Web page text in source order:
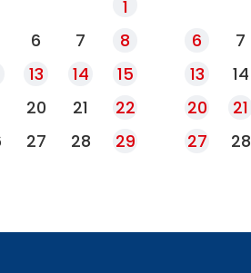
1
6 7
8
13 14
15
20 21
22
27 28
29
6
7
13
14
20
21
27
28